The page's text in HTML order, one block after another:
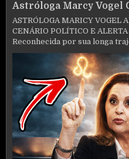
Astróloga Marcy Vogel
ASTRÓLOGA MARICY VOGEL
CENÁRIO POLÍTICO E
Reconhecida por sua longa